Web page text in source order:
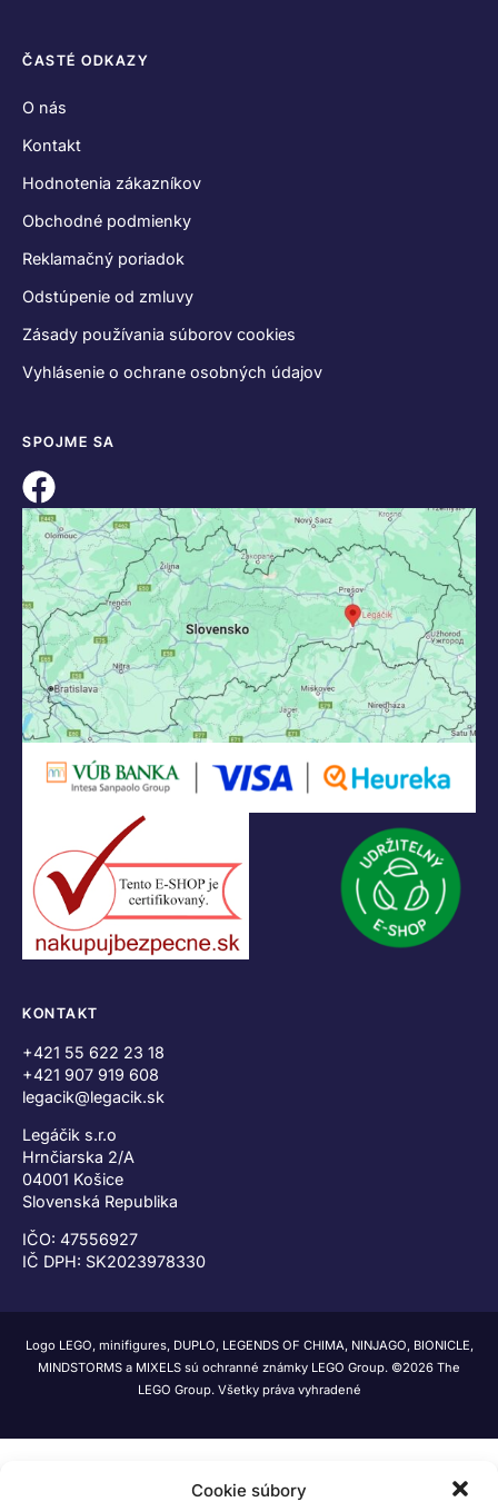
Cookie súbory
ČASTÉ ODKAZY
O nás
Kontakt
Hodnotenia zákazníkov
Obchodné podmienky
Reklamačný poriadok
Odstúpenie od zmluvy
Zásady používania súborov cookies
Vyhlásenie o ochrane osobných údajov
SPOJME SA
KONTAKT
+421 55 622 23 18
+421 907 919 608
legacik@legacik.sk
Legáčik s.r.o
Hrnčiarska 2/A
04001 Košice
Slovenská Republika
IČO: 47556927
IČ DPH: SK2023978330
Logo LEGO, minifigures, DUPLO, LEGENDS OF CHIMA, NINJAGO, BIONICLE,
MINDSTORMS a MIXELS sú ochranné známky LEGO Group. ©2026 The
LEGO Group. Všetky práva vyhradené